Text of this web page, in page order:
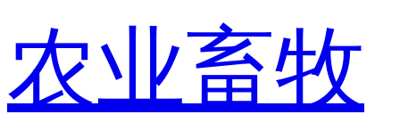
农业畜牧